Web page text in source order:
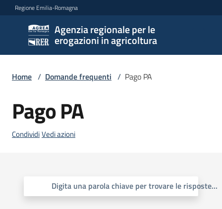
Vai al contenuto
Vai alla navigazione
Vai al footer
Regione Emilia-Romagna
Agenzia regionale per le
erogazioni in agricoltura
Agenzia
regionale
per le
erogazioni
in
L'Agenzia
Settori
Home / Domande frequenti / Pago PA
Pago PA
CondividiVedi azioni
Digita una parola chiave per trovare le risposte...